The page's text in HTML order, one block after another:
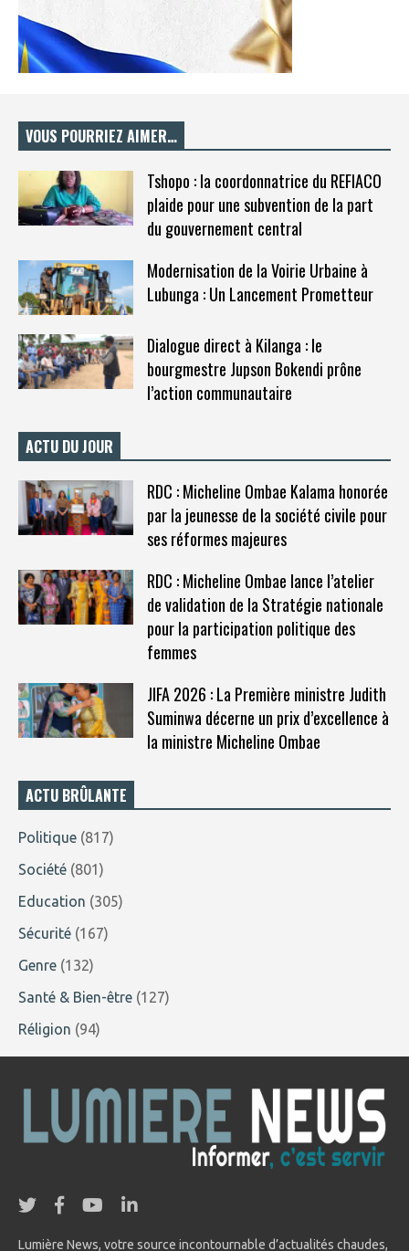
VOUS POURRIEZ AIMER…
Tshopo : la coordonnatrice du REFIACO
plaide pour une subvention de la part
du gouvernement central
Modernisation de la Voirie Urbaine à
Lubunga : Un Lancement Prometteur
Dialogue direct à Kilanga : le
bourgmestre Jupson Bokendi prône
l’action communautaire
ACTU DU JOUR
RDC : Micheline Ombae Kalama honorée
par la jeunesse de la société civile pour
ses réformes majeures
RDC : Micheline Ombae lance l’atelier
de validation de la Stratégie nationale
pour la participation politique des
femmes
JIFA 2026 : La Première ministre Judith
Suminwa décerne un prix d’excellence à
la ministre Micheline Ombae
ACTU BRÛLANTE
Politique (817)
Société (801)
Education (305)
Sécurité (167)
Genre (132)
Santé & Bien-être (127)
Réligion (94)
Lumière News, votre source incontournable d’actualités chaudes,